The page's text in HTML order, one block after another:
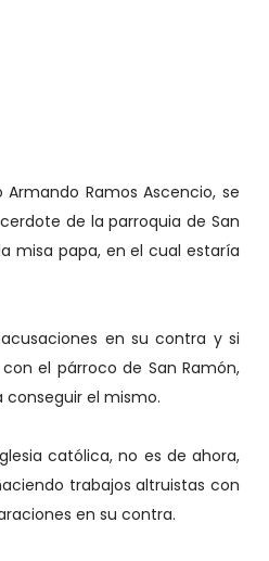
Ramos Ascencio, se
de la parroquia de San
misa papa, en el cual estaría
en su contra y si
el párroco de San Ramón,
el mismo.
católica, no es de ahora,
trabajos altruistas con
en su contra.